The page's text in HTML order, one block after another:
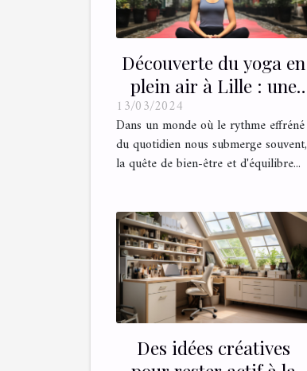
Découverte du yoga en
plein air à Lille : une
tendance qui gagne du
terrain
13/03/2024
Dans un monde où le rythme effréné
du quotidien nous submerge souvent,
la quête de bien-être et d'équilibre...
Des idées créatives